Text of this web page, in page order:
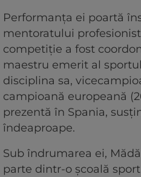
Performanța ei poartă
mentoratului
competiție a fost
maestru emerit al
disciplina sa,
campioană europeană
prezentă în Spania,
îndeaproape.
Sub îndrumarea ei,
parte dintr-o școală